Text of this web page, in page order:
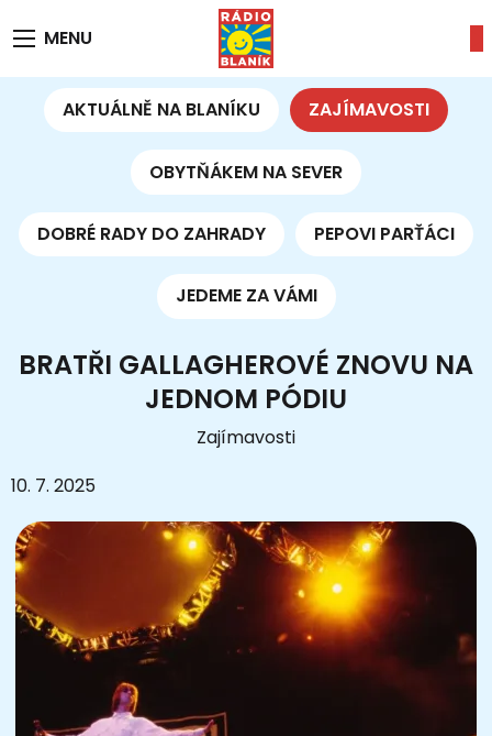
MENU
AKTUÁLNĚ NA BLANÍKU ZAJÍMAVOSTI
OBYTŇÁKEM NA SEVER
DOBRÉ RADY DO ZAHRADY PEPOVI PARŤÁCI
JEDEME ZA VÁMI
BRATŘI GALLAGHEROVÉ ZNOVU NA
JEDNOM PÓDIU
Zajímavosti
10. 7. 2025